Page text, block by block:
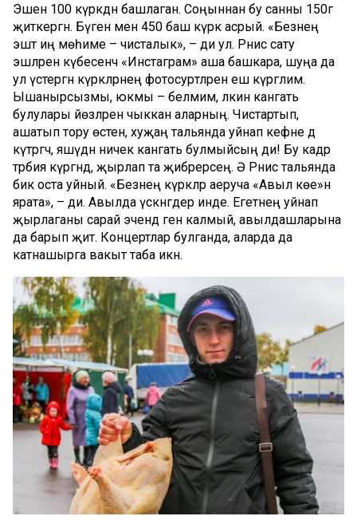
Эшен 100 күркәдән башлаган. Соңыннан бу санны 150гә
җиткергән. Бүген менә 450 баш күркә асрый. «Безнең
эштә иң мөһиме – чисталык», – ди ул. Рәнис сату
эшләрен күбесенчә «Инстаграм» аша башкара, шуңа да
ул үстергән күркәләрнең фотосурәтләрен еш күргәлим.
Ышанырсызмы, юкмы – белмим, ләкин канәгать
булулары йөзләренә чыккан аларның. Чистартып,
ашатып тору өстенә, хуҗаң тальянда уйнап кәефне дә
күтәргәч, яшәүдән ничек канәгать булмыйсың ди! Бу кадәр
тәрбия күргәндә, җырлап та җибәрерсең. Ә Рәнис тальянда
бик оста уйный. «Безнең күркәләр аеруча «Авыл көе»н
ярата», – ди. Авылда үскәнгәдер инде. Егетнең уйнап
җырлаганы сарай эчендә генә калмый, авылдашларына
да барып җитә. Концертлар булганда, аларда да
катнашырга вакыт таба икән.